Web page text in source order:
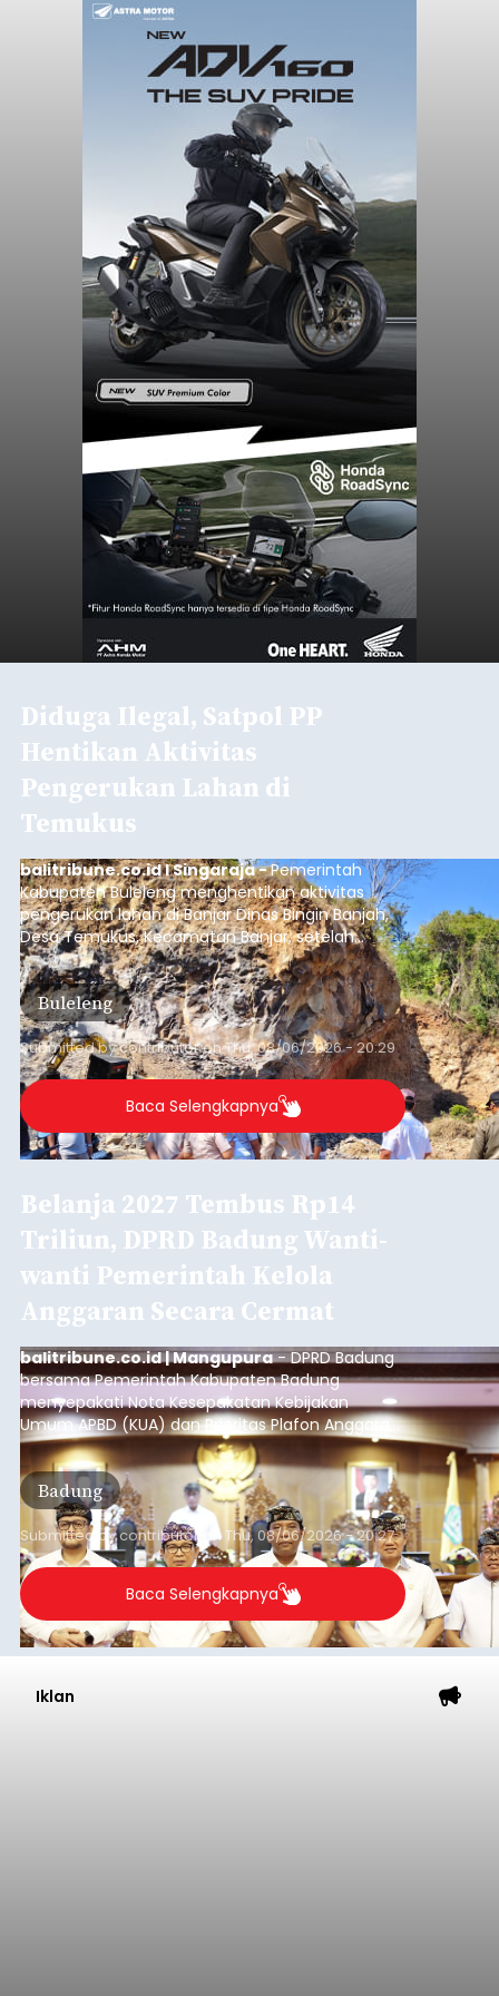
Diduga Ilegal, Satpol PP
Hentikan Aktivitas
Pengerukan Lahan di
Temukus
balitribune.co.id I Singaraja -Pemerintah
Kabupaten Buleleng menghentikan aktivitas
pengerukan lahan di Banjar Dinas Bingin Banjah,
Desa Temukus, Kecamatan Banjar, setelah
ditemukan indikasi kegiatan pengambilan
material yang tidak sesuai dengan peruntukan
kawasan.
Buleleng
Submitted bycontributoronThu, 08/06/2026 - 20:29
Baca Selengkapnya
Belanja 2027 Tembus Rp14
Triliun, DPRD Badung Wanti-
wanti Pemerintah Kelola
Anggaran Secara Cermat
balitribune.co.id | Mangupura- DPRD Badung
bersama Pemerintah Kabupaten Badung
menyepakati Nota Kesepakatan Kebijakan
Umum APBD (KUA) dan Prioritas Plafon Anggaran
Sementara (PPAS) Tahun Anggaran 2027 dalam
rapat paripurna yang digelar di Gedung DPRD
Badung, Kamis (6/8/2026).
Badung
Submitted bycontributor onThu, 08/06/2026 - 20:27
Baca Selengkapnya
Iklan